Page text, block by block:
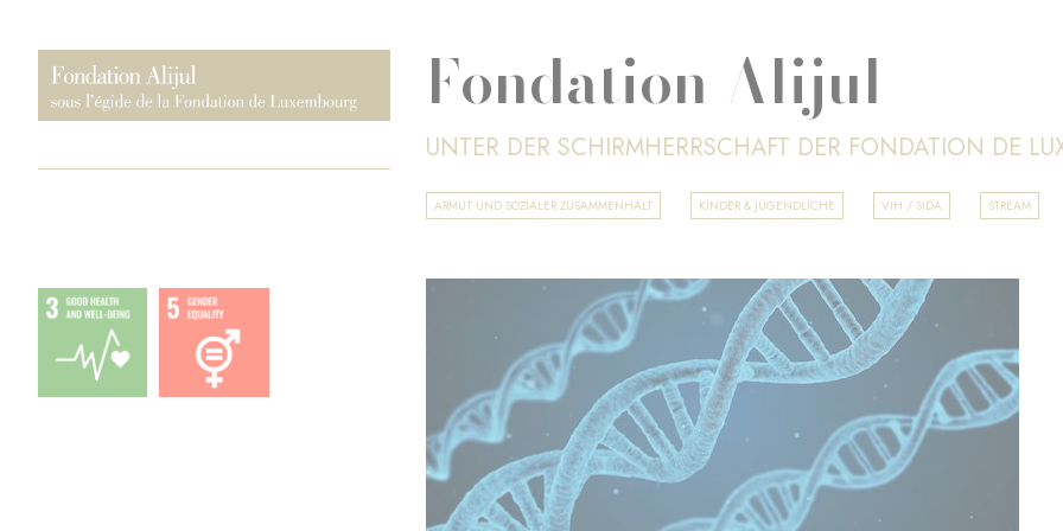
Fondation Alijul
UNTER DER SCHIRMHERRSCHAFT DER FONDATION DE
ARMUT UND SOZIALER ZUSAMMENHALT KINDER & JUGENDLICHE VIH / SIDA STREAM